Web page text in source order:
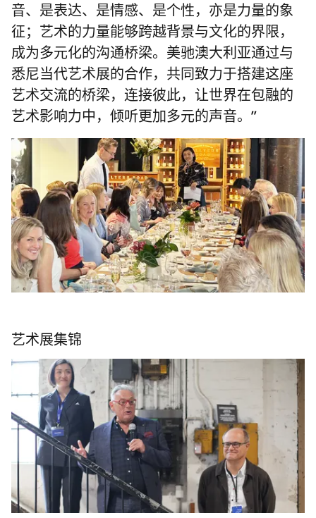
音、是表达、是情感、是个性，亦是力量的象
征；艺术的力量能够跨越背景与文化的界限，
成为多元化的沟通桥梁。美驰澳大利亚通过与
悉尼当代艺术展的合作，共同致力于搭建这座
艺术交流的桥梁，连接彼此，让世界在包融的
艺术影响力中，倾听更加多元的声音。”
艺术展集锦